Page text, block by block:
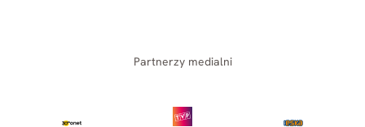
Partnerzy medialni